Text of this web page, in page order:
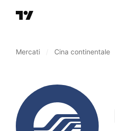
Mercati Cina continentale